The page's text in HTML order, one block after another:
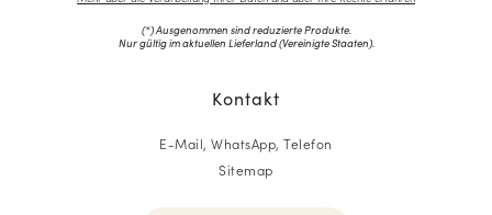
(*) Ausgenommen sind reduzierte Produkte.
Nur gültig im aktuellen Lieferland (Vereinigte Staaten).
Kontakt
E-Mail, WhatsApp, Telefon
Sitemap